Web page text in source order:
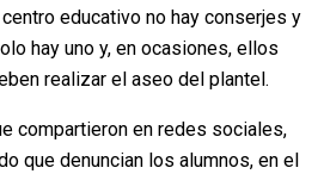
educativo no hay conserjes y
hay uno y, en ocasiones, ellos
realizar el aseo del plantel.
compartieron en redes sociales,
que denuncian los alumnos, en el